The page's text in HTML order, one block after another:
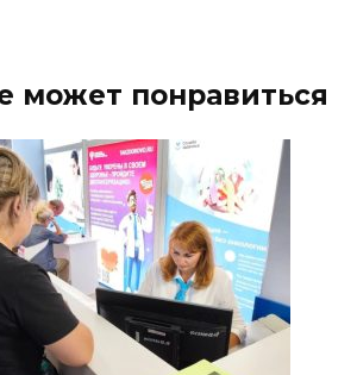
может понравиться